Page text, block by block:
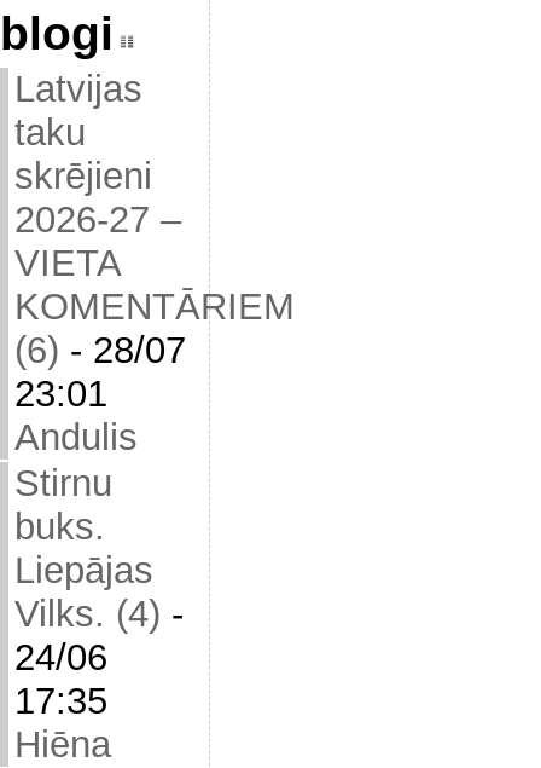
blogi
Latvijas
taku
skrējieni
2026-27 –
VIETA
KOMENTĀRIEM
(6) - 28/07
23:01
Andulis
Stirnu
buks.
Liepājas
Vilks. (4) -
24/06
17:35
Hiēna